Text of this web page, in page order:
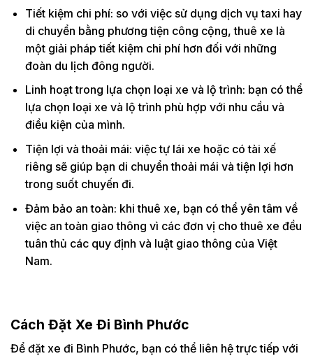
Tiết kiệm chi phí: so với việc sử dụng dịch vụ taxi hay
di chuyển bằng phương tiện công cộng, thuê xe là
một giải pháp tiết kiệm chi phí hơn đối với những
đoàn du lịch đông người.
Linh hoạt trong lựa chọn loại xe và lộ trình: bạn có thể
lựa chọn loại xe và lộ trình phù hợp với nhu cầu và
điều kiện của mình.
Tiện lợi và thoải mái: việc tự lái xe hoặc có tài xế
riêng sẽ giúp bạn di chuyển thoải mái và tiện lợi hơn
trong suốt chuyến đi.
Đảm bảo an toàn: khi thuê xe, bạn có thể yên tâm về
việc an toàn giao thông vì các đơn vị cho thuê xe đều
tuân thủ các quy định và luật giao thông của Việt
Nam.
Cách Đặt Xe Đi Bình Phước
Để đặt xe đi Bình Phước, bạn có thể liên hệ trực tiếp với